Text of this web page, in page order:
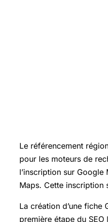
Le référencement
pour les moteurs de
l’inscription sur Google
Maps. Cette inscription
La création d’une fiche
première étape du